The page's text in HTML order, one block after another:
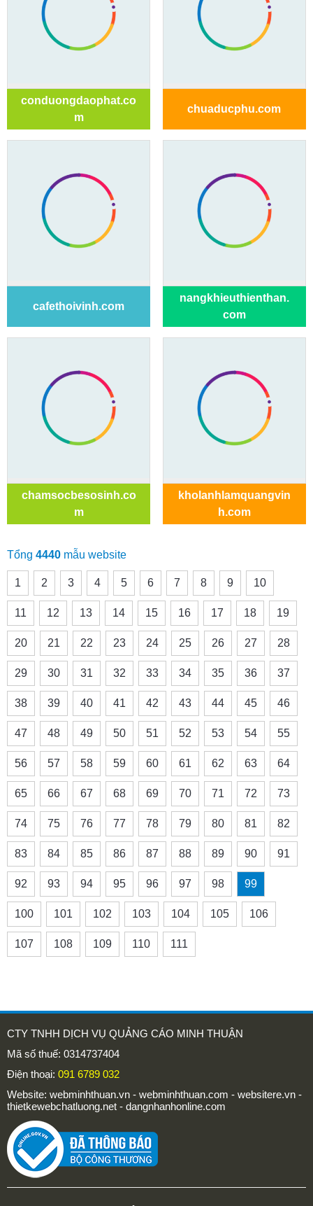
conduongdaophat.co
m
chuaducphu.com
cafethoivinh.com
nangkhieuthienthan.
com
chamsocbesosinh.co
m
kholanhlamquangvin
h.com
Tổng 4440 mẫu website
1 2 3 4 5 6 7 8 9 10
11 12 13 14 15 16 17 18 19
20 21 22 23 24 25 26 27 28
29 30 31 32 33 34 35 36 37
38 39 40 41 42 43 44 45 46
47 48 49 50 51 52 53 54 55
56 57 58 59 60 61 62 63 64
65 66 67 68 69 70 71 72 73
74 75 76 77 78 79 80 81 82
83 84 85 86 87 88 89 90 91
92 93 94 95 96 97 98 99
100 101 102 103 104 105 106
107 108 109 110 111
CTY TNHH DỊCH VỤ QUẢNG CÁO MINH THUẬN
Mã số thuế: 0314737404
Điện thoại: 091 6789 032
Website: webminhthuan.vn - webminhthuan.com - websitere.vn -
thietkewebchatluong.net - dangnhanhonline.com